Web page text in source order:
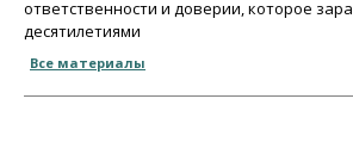
ответственности и доверии, которое
десятилетиями
Все материалы